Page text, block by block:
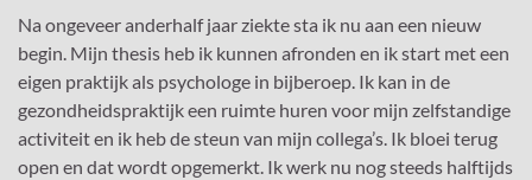
Na ongeveer anderhalf jaar ziekte sta ik nu aan een nieuw
begin. Mijn thesis heb ik kunnen afronden en ik start met een
eigen praktijk als psychologe in bijberoep. Ik kan in de
gezondheidspraktijk een ruimte huren voor mijn zelfstandige
activiteit en ik heb de steun van mijn collega’s. Ik bloei terug
open en dat wordt opgemerkt. Ik werk nu nog steeds halftijds